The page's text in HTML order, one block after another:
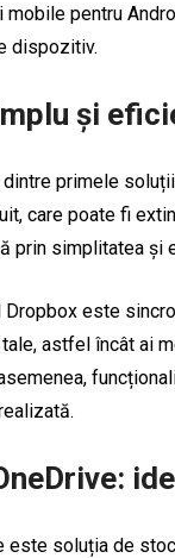
mobile pentru
dispozitiv.
și
primele
care poate fi
prin simplitatea și
Dropbox este
astfel încât ai
este soluția de